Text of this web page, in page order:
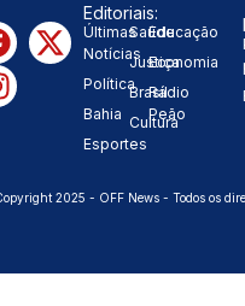
Editoriais:
Últimas
Notícias
Política
Bahia
Esportes
Saúde
Justiça
Brasil
Cultura
Educação
Economia
Rádio
Peão
2025 - OFF News - Todos os